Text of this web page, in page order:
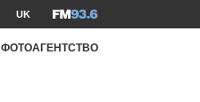
UK
ФОТОАГЕНТСТВО